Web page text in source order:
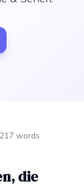
words
die